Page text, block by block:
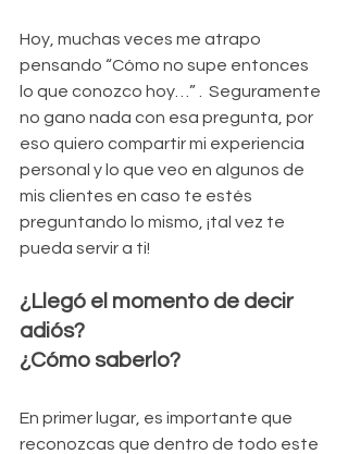
Hoy, muchas veces me atrapo
pensando “Cómo no supe entonces
lo que conozco hoy…” .  Seguramente
no gano nada con esa pregunta, por
eso quiero compartir mi experiencia
personal y lo que veo en algunos de
mis clientes en caso te estés
preguntando lo mismo, ¡tal vez te
pueda servir a ti!
¿Llegó el momento de decir
adiós?
¿Cómo saberlo?
En primer lugar, es importante que
reconozcas que dentro de todo este